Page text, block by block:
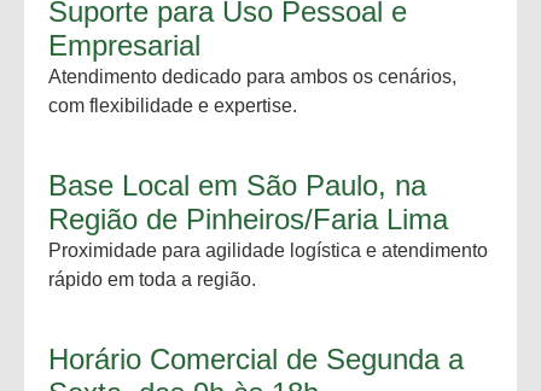
Suporte para Uso Pessoal e
Empresarial
Atendimento dedicado para ambos os cenários,
com flexibilidade e expertise.
Base Local em São Paulo, na
Região de Pinheiros/Faria Lima
Proximidade para agilidade logística e atendimento
rápido em toda a região.
Horário Comercial de Segunda a